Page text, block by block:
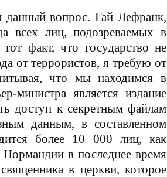
данный вопрос. Гай Лефранк,
всех лиц, подозреваемых в
факт, что государство не
от террористов, я требую от
что мы находимся в
министра является издание
доступ к секретным файлам
данным, в составленном
более 10 000 лиц, как
в последнее время
в церкви, которое